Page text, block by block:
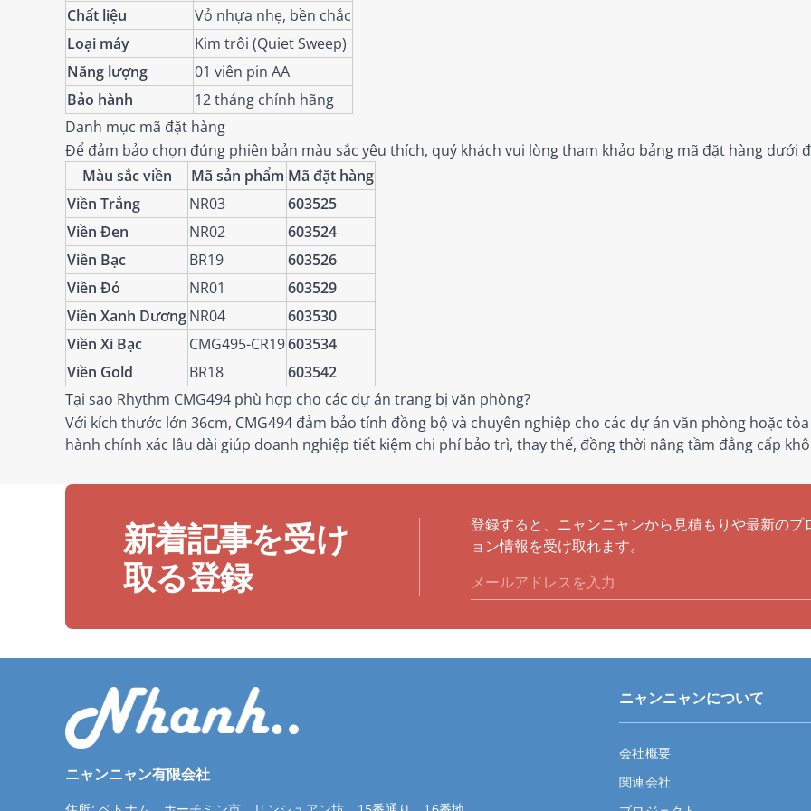
Chất liệu
Vỏ nhựa nhẹ, bền chắc
Loại máy
Kim trôi (Quiet Sweep)
Năng lượng
01 viên pin AA
Bảo hành
12 tháng chính hãng
Danh mục mã đặt hàng
Để đảm bảo chọn đúng phiên bản màu sắc yêu thích, quý khách vui lòng tham khảo bảng mã đặt hàng dưới
Màu sắc viền
Mã sản phẩm Mã đặt hàng
Viền Trắng
NR03
603525
Viền Đen
NR02
603524
Viền Bạc
BR19
603526
Viền Đỏ
NR01
603529
Viền Xanh DươngNR04
603530
Viền Xi Bạc
CMG495-CR19603534
Viền Gold
BR18
603542
Tại sao Rhythm CMG494 phù hợp cho các dự án trang bị văn phòng?
Với kích thước lớn 36cm, CMG494 đảm bảo tính đồng bộ và chuyên nghiệp cho các dự án văn phòng hoặc
hành chính xác lâu dài giúp doanh nghiệp tiết kiệm chi phí bảo trì, thay thế, đồng thời nâng tầm đẳng cấp
新着記事を受け
取る登録
登録すると、ニャンニャンから見積もりや最新のプ
ョン情報を受け取れます。
ニャンニャン有限会社
ニャンニャンについて
会社概要
関連会社